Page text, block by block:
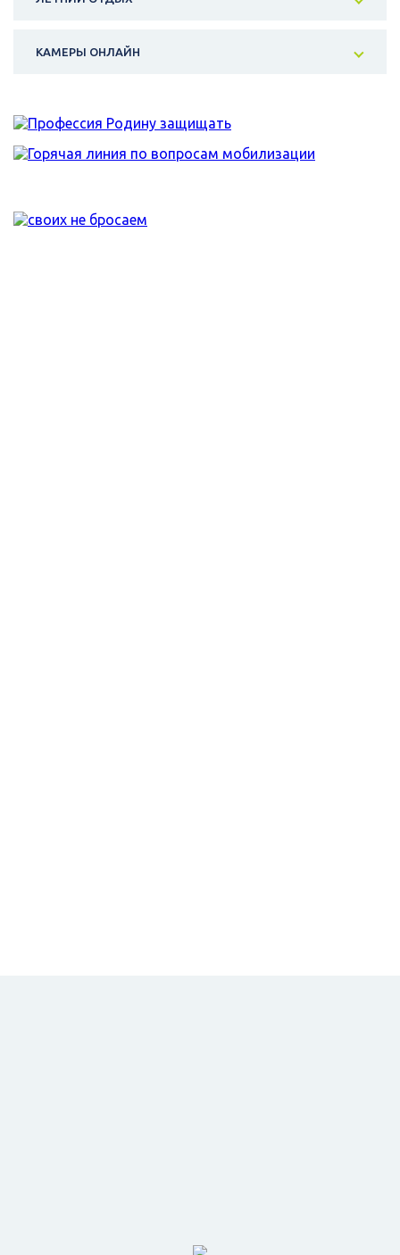
КАМЕРЫ ОНЛАЙН